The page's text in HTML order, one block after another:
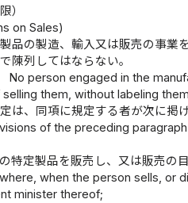
）
on Sales)
品の製造、輸入又は販売の事業
陳列してはならない。
No person engaged in the
them, without labeling
は、同項に規定する者が次に掲
of the preceding
特定製品を販売し、又は販売の
when the person sells, or
minister thereof;